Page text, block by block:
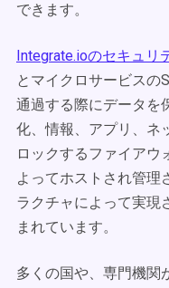
できます。
Integrate.ioのセキュリ
とマイクロサービスの
通過する際にデータを
化、情報、アプリ、ネ
ロックするファイアウ
よってホストされ管理
ラクチャによって実現
まれています。
多くの国や、専門機関